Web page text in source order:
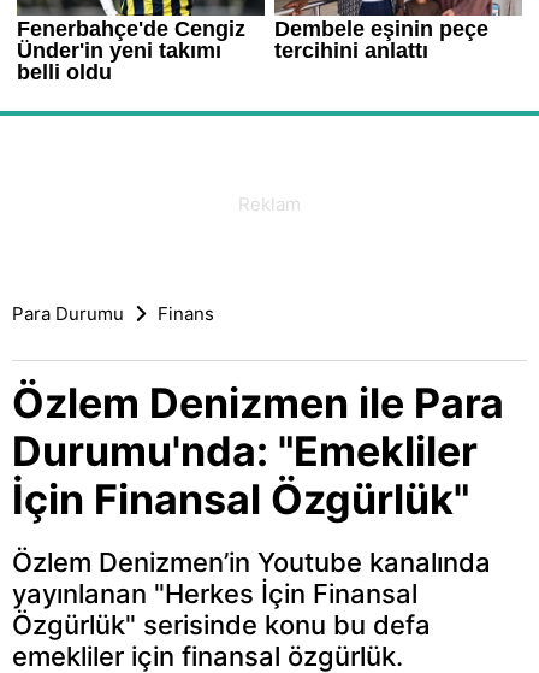
Para Durumu Finans
Özlem Denizmen ile Para
Durumu'nda: "Emekliler
İçin Finansal Özgürlük"
Özlem Denizmen’in Youtube kanalında
yayınlanan "Herkes İçin Finansal
Özgürlük" serisinde konu bu defa
emekliler için finansal özgürlük.